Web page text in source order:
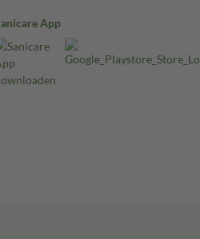
App